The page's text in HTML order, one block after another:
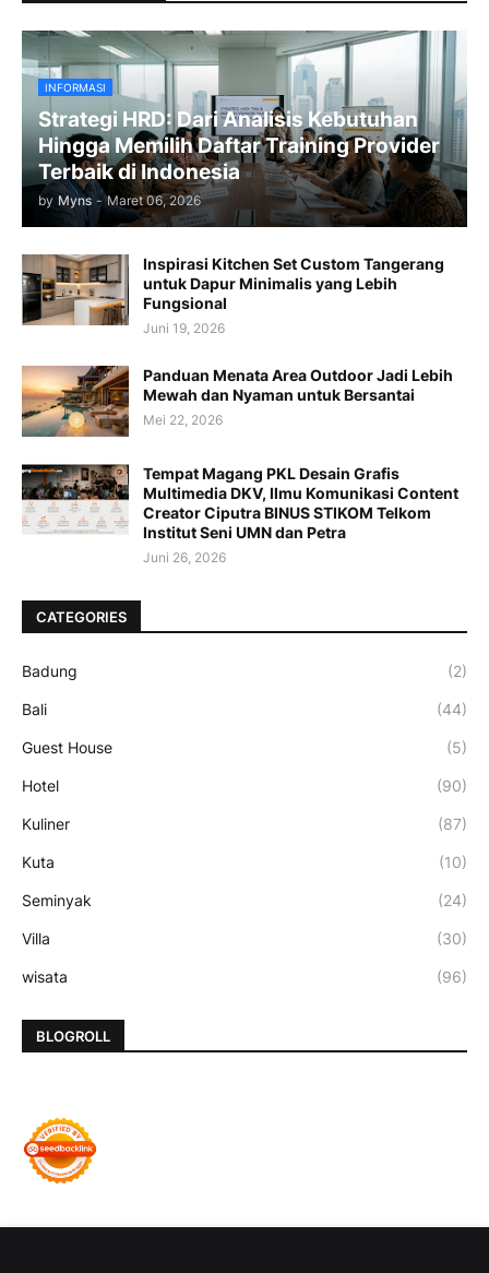
INFORMASI
Strategi HRD: Dari Analisis Kebutuhan
Hingga Memilih Daftar Training Provider
Terbaik di Indonesia
by Myns - Maret 06, 2026
Inspirasi Kitchen Set Custom Tangerang
untuk Dapur Minimalis yang Lebih
Fungsional
Juni 19, 2026
Panduan Menata Area Outdoor Jadi Lebih
Mewah dan Nyaman untuk Bersantai
Mei 22, 2026
Tempat Magang PKL Desain Grafis
Multimedia DKV, Ilmu Komunikasi Content
Creator Ciputra BINUS STIKOM Telkom
Institut Seni UMN dan Petra
Juni 26, 2026
CATEGORIES
Badung (2)
Bali (44)
Guest House (5)
Hotel (90)
Kuliner (87)
Kuta (10)
Seminyak (24)
Villa (30)
wisata (96)
BLOGROLL